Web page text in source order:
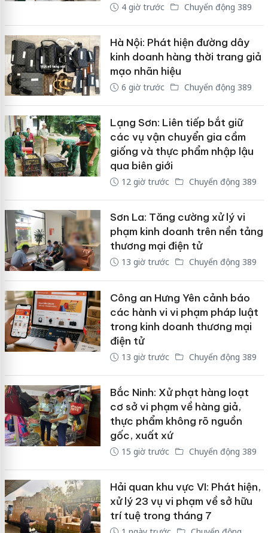
4 giờ trước Chuyển động 389
Hà Nội: Phát hiện đường dây
kinh doanh hàng thời trang giả
mạo nhãn hiệu
6 giờ trước Chuyển động 389
Lạng Sơn: Liên tiếp bắt giữ
các vụ vận chuyển gia cầm
giống và thực phẩm nhập lậu
qua biên giới
12 giờ trước Chuyển động 389
Sơn La: Tăng cường xử lý vi
phạm kinh doanh trên nền tảng
thương mại điện tử
13 giờ trước Chuyển động 389
Công an Hưng Yên cảnh báo
các hành vi vi phạm pháp luật
trong kinh doanh thương mại
điện tử
13 giờ trước Chuyển động 389
Bắc Ninh: Xử phạt hàng loạt
cơ sở vi phạm về hàng giả,
thực phẩm không rõ nguồn
gốc, xuất xứ
15 giờ trước Chuyển động 389
Hải quan khu vực VI: Phát hiện,
xử lý 23 vụ vi phạm về sở hữu
trí tuệ trong tháng 7